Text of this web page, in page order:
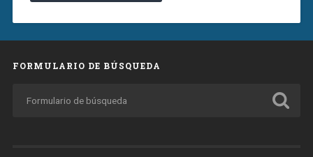
FORMULARIO DE BÚSQUEDA